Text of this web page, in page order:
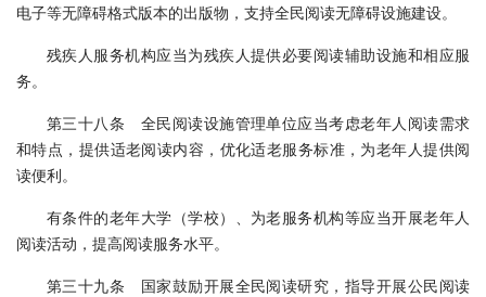
电子等无障碍格式版本的出版物，支持全民阅读无障碍设施建设。
残疾人服务机构应当为残疾人提供必要阅读辅助设施和相应服
务。
第三十八条 全民阅读设施管理单位应当考虑老年人阅读需求
和特点，提供适老阅读内容，优化适老服务标准，为老年人提供阅
读便利。
有条件的老年大学（学校）、为老服务机构等应当开展老年人
阅读活动，提高阅读服务水平。
第三十九条 国家鼓励开展全民阅读研究，指导开展公民阅读